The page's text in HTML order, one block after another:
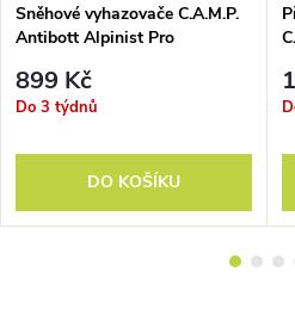
Sněhové vyhazovače C.A.M.P.
Antibott Alpinist Pro
899 Kč
Do 3 týdnů
DO KOŠÍKU